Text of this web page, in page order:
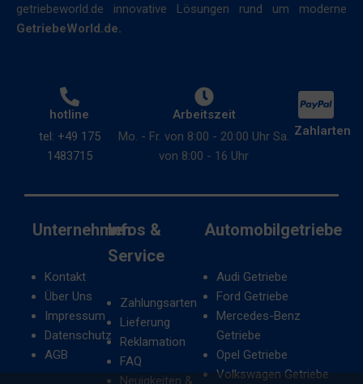
getriebeworld.de innovative Lösungen rund um moderne
GetriebeWorld.de.
hotline
tel: +49 175
1483715
Arbeitszeit
Mo. - Fr. von 8:00 - 20:00 Uhr Sa.
von 8:00 - 16 Uhr
Zahlarten
Unternehmen
Kontakt
Über Uns
Impressum
Datenschutz
AGB
Infos &
Service
Zahlungsarten
Lieferung
Reklamation
FAQ
Neuigkeiten &
Automobilgetriebe
Audi Getriebe
Ford Getriebe
Mercedes-Benz
Getriebe
Opel Getriebe
Volkswagen Getriebe